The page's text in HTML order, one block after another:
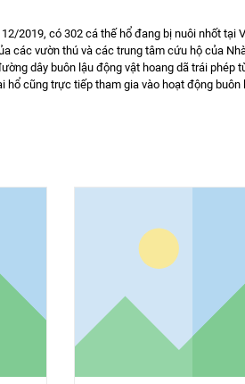
2019, có 302 cá thế hổ đang bị nuôi nhốt tại
các vườn thú và các trung tâm cứu hộ của
dây buôn lậu động vật hoang dã trái phép
hổ cũng trực tiếp tham gia vào hoạt động buôn